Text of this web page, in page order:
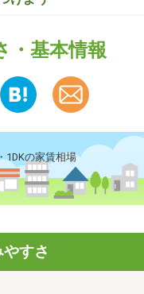
・基本情報
1DKの家賃相場
すさ